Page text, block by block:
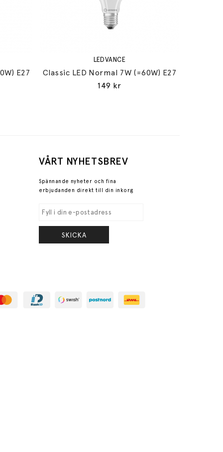
E27
LEDVANCE
Classic LED Normal 7W (=60W) E27
149 kr
VÅRT NYHETSBREV
Spännande nyheter och fina
erbjudanden direkt till din inkorg
SKICKA